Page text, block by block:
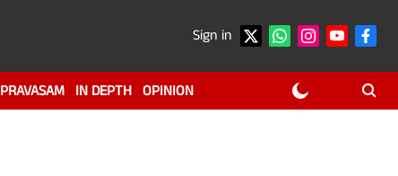
Sign in
PRAVASAM IN DEPTH OPINION